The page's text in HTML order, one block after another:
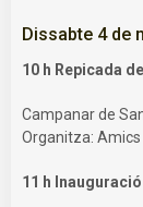
Dissabte 4 de
10 h Repicada
Campanar de
Organitza: Amics
11 h